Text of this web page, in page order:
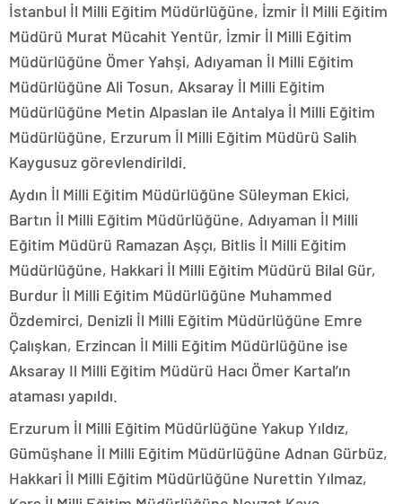
İstanbul İl Milli Eğitim Müdürlüğüne, İzmir İl Milli Eğitim
Müdürü Murat Mücahit Yentür, İzmir İl Milli Eğitim
Müdürlüğüne Ömer Yahşi, Adıyaman İl Milli Eğitim
Müdürlüğüne Ali Tosun, Aksaray İl Milli Eğitim
Müdürlüğüne Metin Alpaslan ile Antalya İl Milli Eğitim
Müdürlüğüne, Erzurum İl Milli Eğitim Müdürü Salih
Kaygusuz görevlendirildi.
Aydın İl Milli Eğitim Müdürlüğüne Süleyman Ekici,
Bartın İl Milli Eğitim Müdürlüğüne, Adıyaman İl Milli
Eğitim Müdürü Ramazan Aşçı, Bitlis İl Milli Eğitim
Müdürlüğüne, Hakkari İl Milli Eğitim Müdürü Bilal Gür,
Burdur İl Milli Eğitim Müdürlüğüne Muhammed
Özdemirci, Denizli İl Milli Eğitim Müdürlüğüne Emre
Çalışkan, Erzincan İl Milli Eğitim Müdürlüğüne ise
Aksaray Il Milli Eğitim Müdürü Hacı Ömer Kartal’ın
ataması yapıldı.
Erzurum İl Milli Eğitim Müdürlüğüne Yakup Yıldız,
Gümüşhane İl Milli Eğitim Müdürlüğüne Adnan Gürbüz,
Hakkari İl Milli Eğitim Müdürlüğüne Nurettin Yılmaz,